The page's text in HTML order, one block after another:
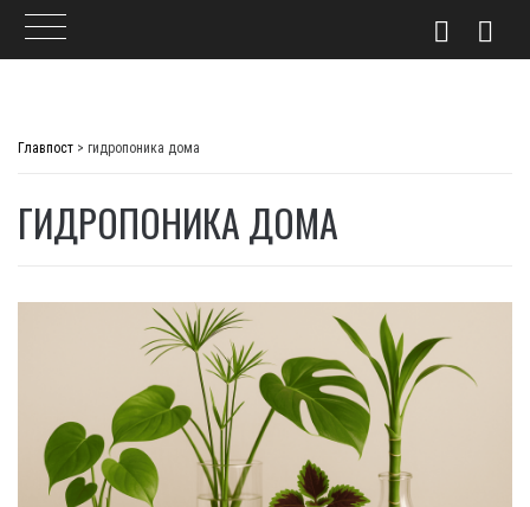
Главпост > гидропоника дома
ГИДРОПОНИКА ДОМА